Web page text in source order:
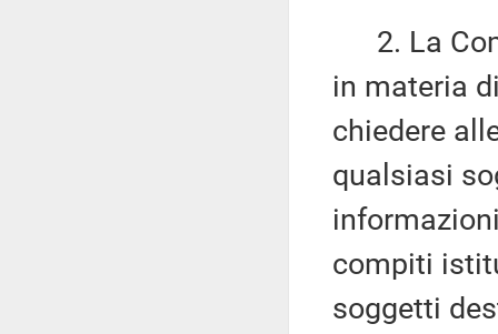
2. La
in materia
chiedere
qualsiasi
compiti
soggetti